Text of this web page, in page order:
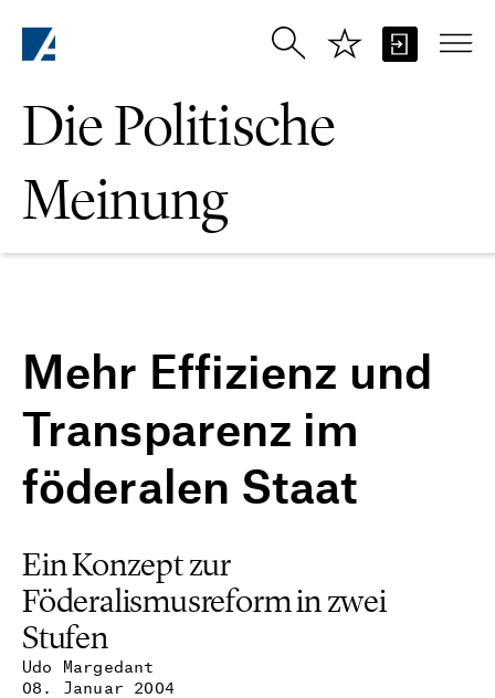
Die Politische
Meinung
Mehr Effizienz und
Transparenz im
föderalen Staat
Udo Margedant
08. Januar 2004
Ein Konzept zur
Föderalismusreform in zwei
Stufen